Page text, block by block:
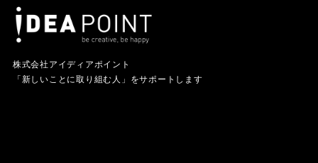
株式会社アイディアポイント
「新しいことに取り組む人」をサポートします